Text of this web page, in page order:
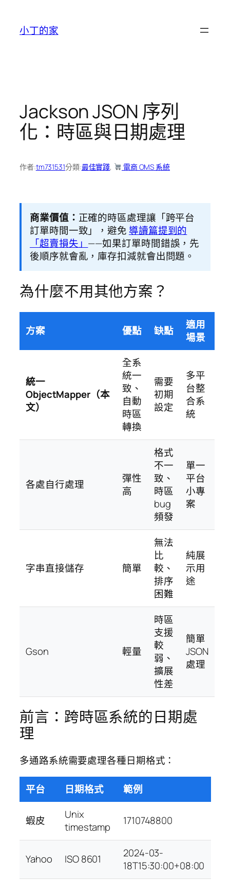
小丁的家
Jackson JSON 序列
化：時區與日期處理
作者:tm731531分類:最佳實踐, 電商 OMS 系統
商業價值： 正確的時區處理讓「跨平台
訂單時間一致」，避免 導讀篇提到的
「超賣損失」 ——如果訂單時間錯誤，先
後順序就會亂，庫存扣減就會出問題。
為什麼不用其他方案？
方案 優點 缺點
適用
場景
統一
ObjectMapper（本
文）
全系
統一
致、
自動
時區
轉換
需要
初期
設定
多平
台整
合系
統
各處自行處理
彈性
高
格式
不一
致、
時區
bug
頻發
單一
平台
小專
案
字串直接儲存 簡單
無法
比
較、
排序
困難
純展
示用
途
Gson 輕量
時區
支援
較
弱、
擴展
性差
簡單
JSON
處理
前言：跨時區系統的日期處
理
多通路系統需要處理各種日期格式：
平台 日期格式 範例
蝦皮
Unix
timestamp
1710748800
Yahoo ISO 8601
2024-03-
18T15:30:00+08:00